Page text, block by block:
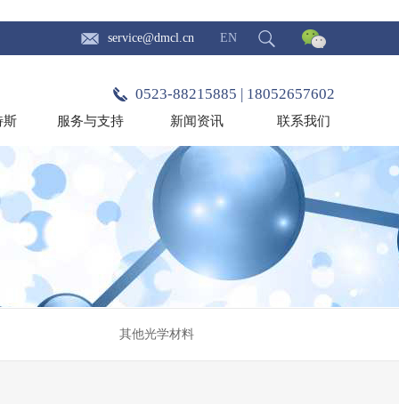
service@dmcl.cn EN
0523-88215885 | 18052657602
斯 服务与支持 新闻资讯 联系我们
其他光学材料